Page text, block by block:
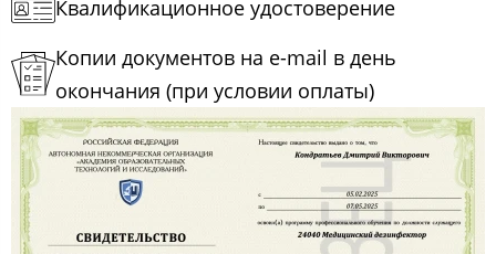
Квалификационное удостоверение
Копии документов на e-mail в день
окончания (при условии оплаты)